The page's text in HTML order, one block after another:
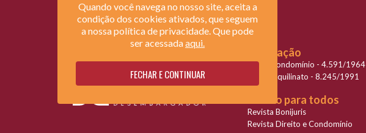
Quando você navega no nosso site, aceita a
condição dos cookies ativados, que seguem
a nossa política de privacidade. Que pode
ser acessadaaqui.
FECHAR E CONTINUAR
Legislação
Lei do Condomínio - 4.591/1964
Lei do Inquilinato - 8.245/1991
Direito para todos
Revista Bonijuris
Revista Direito e Condomínio